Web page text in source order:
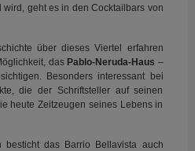
geht es in den Cocktailbars von
über dieses Viertel erfahren
dasPablo-Neruda-Haus –
Besonders interessant bei
die der Schriftsteller auf seinen
heute Zeitzeugen seines Lebens in
besticht das Barrio Bellavista auch